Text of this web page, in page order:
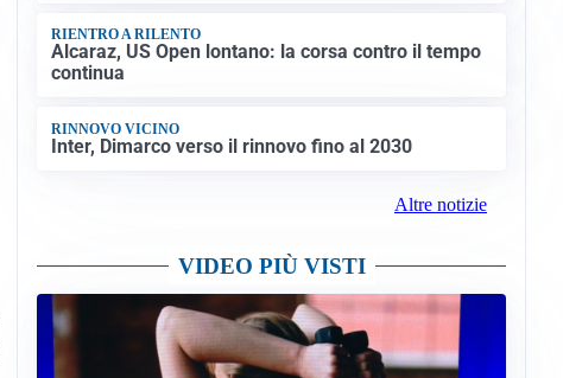
RIENTRO A RILENTO
Alcaraz, US Open lontano: la corsa contro il tempo
continua
RINNOVO VICINO
Inter, Dimarco verso il rinnovo fino al 2030
Altre notizie
VIDEO PIÙ VISTI